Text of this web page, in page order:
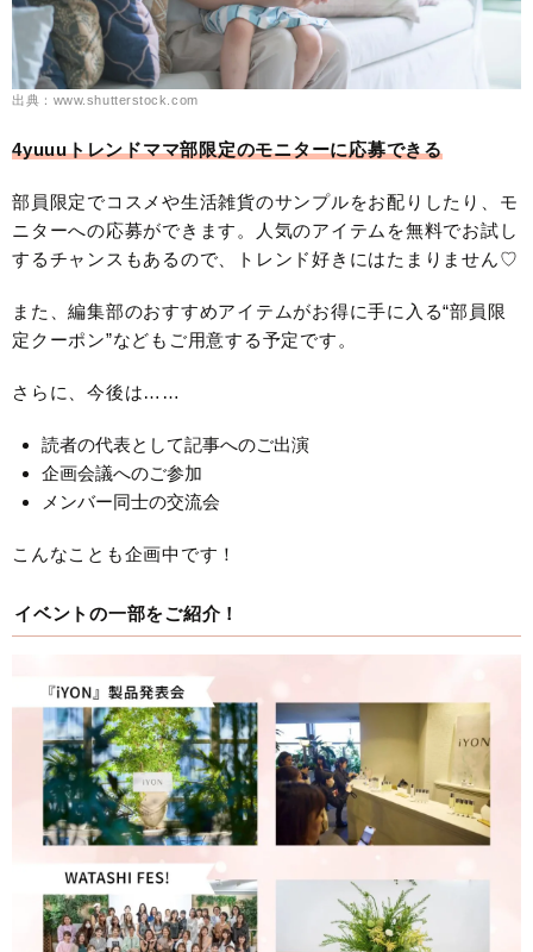
出典：www.shutterstock.com
4yuuuトレンドママ部限定のモニターに応募できる
部員限定でコスメや生活雑貨のサンプルをお配りしたり、モ
ニターへの応募ができます。人気のアイテムを無料でお試し
するチャンスもあるので、トレンド好きにはたまりません♡
また、編集部のおすすめアイテムがお得に手に入る“部員限
定クーポン”などもご用意する予定です。
さらに、今後は……
読者の代表として記事へのご出演
企画会議へのご参加
メンバー同士の交流会
こんなことも企画中です！
イベントの一部をご紹介！